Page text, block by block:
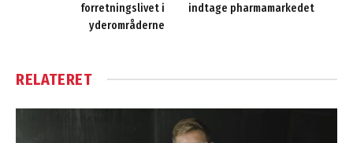
forretningslivet i
yderområderne
indtage pharmamarkedet
RELATERET